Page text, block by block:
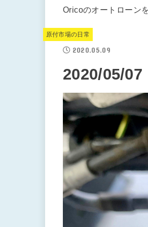
Oricoのオートローン
原付市場の日常
2020.05.09
2020/05/